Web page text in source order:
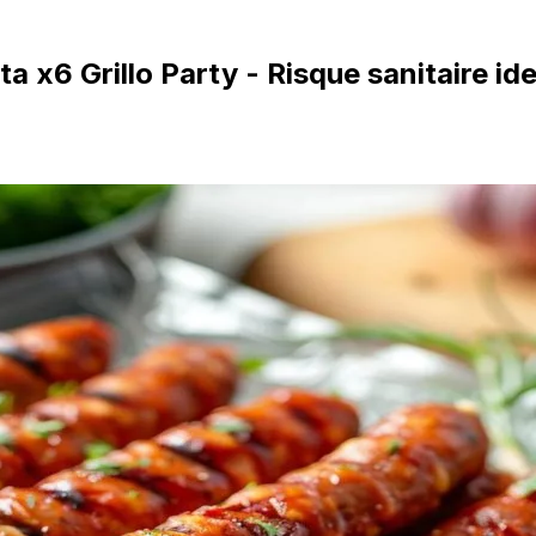
x6 Grillo Party - Risque sanitaire